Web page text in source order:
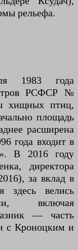
рельефа.
1983 года
РСФСР №
хищных птиц,
площадь
расширена
года входит в
В 2016 году
директора
за вклад в
здесь велись
включая
— часть
с Кроноцким и